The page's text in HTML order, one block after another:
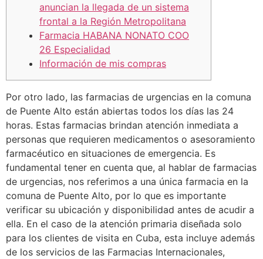
anuncian la llegada de un sistema
frontal a la Región Metropolitana
Farmacia HABANA NONATO COO
26 Especialidad
Información de mis compras
Por otro lado, las farmacias de urgencias en la comuna
de Puente Alto están abiertas todos los días las 24
horas. Estas farmacias brindan atención inmediata a
personas que requieren medicamentos o asesoramiento
farmacéutico en situaciones de emergencia. Es
fundamental tener en cuenta que, al hablar de farmacias
de urgencias, nos referimos a una única farmacia en la
comuna de Puente Alto, por lo que es importante
verificar su ubicación y disponibilidad antes de acudir a
ella. En el caso de la atención primaria diseñada solo
para los clientes de visita en Cuba, esta incluye además
de los servicios de las Farmacias Internacionales,